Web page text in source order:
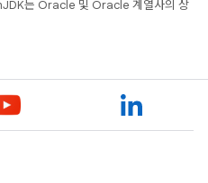
는 Oracle 및 Oracle 계열사의 상